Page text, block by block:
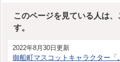
このページを見ている人は
す。
2022年8月30日更新
御船町マスコットキャラクター